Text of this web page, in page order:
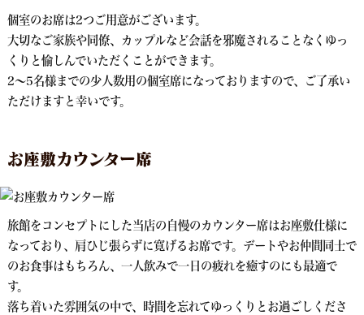
個室のお席は2つご用意がございます。
大切なご家族や同僚、カップルなど会話を邪魔されることなくゆっ
くりと愉しんでいただくことができます。
2～5名様までの少人数用の個室席になっておりますので、ご了承い
ただけますと幸いです。
お座敷カウンター席
旅館をコンセプトにした当店の自慢のカウンター席はお座敷仕様に
なっており、肩ひじ張らずに寛げるお席です。デートやお仲間同士で
のお食事はもちろん、一人飲みで一日の疲れを癒すのにも最適で
す。
落ち着いた雰囲気の中で、時間を忘れてゆっくりとお過ごしくださ